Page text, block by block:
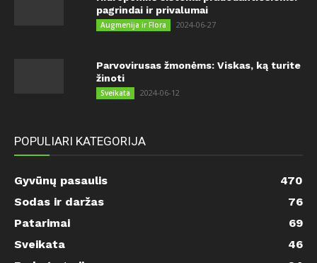
pagrindai ir privalumai
Augmenija ir Flora 2024-06-27
Parvovirusas žmonėms: Viskas, ką turite
žinoti
Sveikata 2024-06-12
POPULIARI KATEGORIJA
Gyvūnų pasaulis
470
Sodas ir daržas
76
Patarimai
69
Sveikata
46